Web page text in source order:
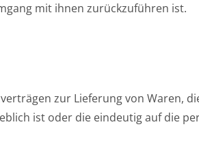
mit ihnen zurückzuführen ist.
zur Lieferung von Waren,
ist oder die eindeutig auf die